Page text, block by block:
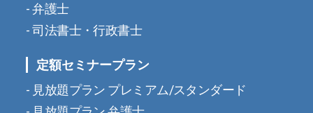
弁護士
司法書士・行政書士
定額セミナープラン
見放題プラン プレミアム/スタンダード